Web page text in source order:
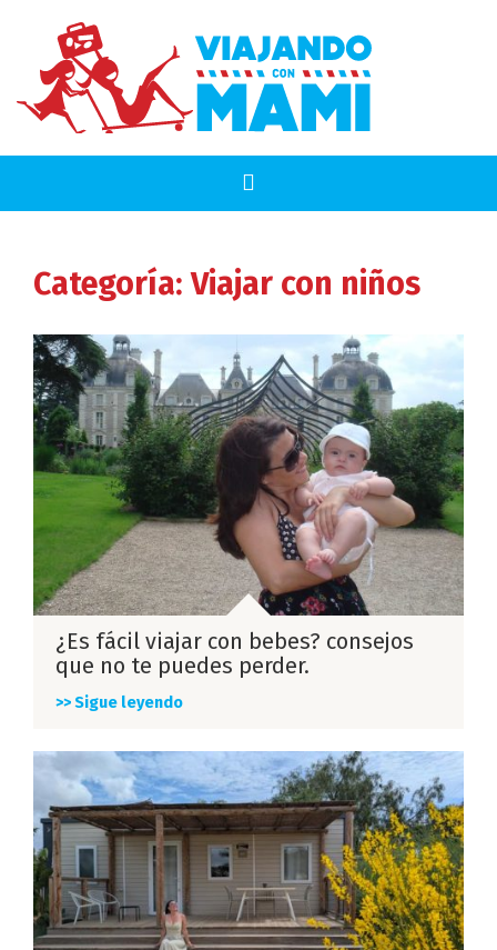
Categoría:Viajar con niños
¿Es fácil viajar con bebes? consejos
que no te puedes perder.
>> Sigue leyendo